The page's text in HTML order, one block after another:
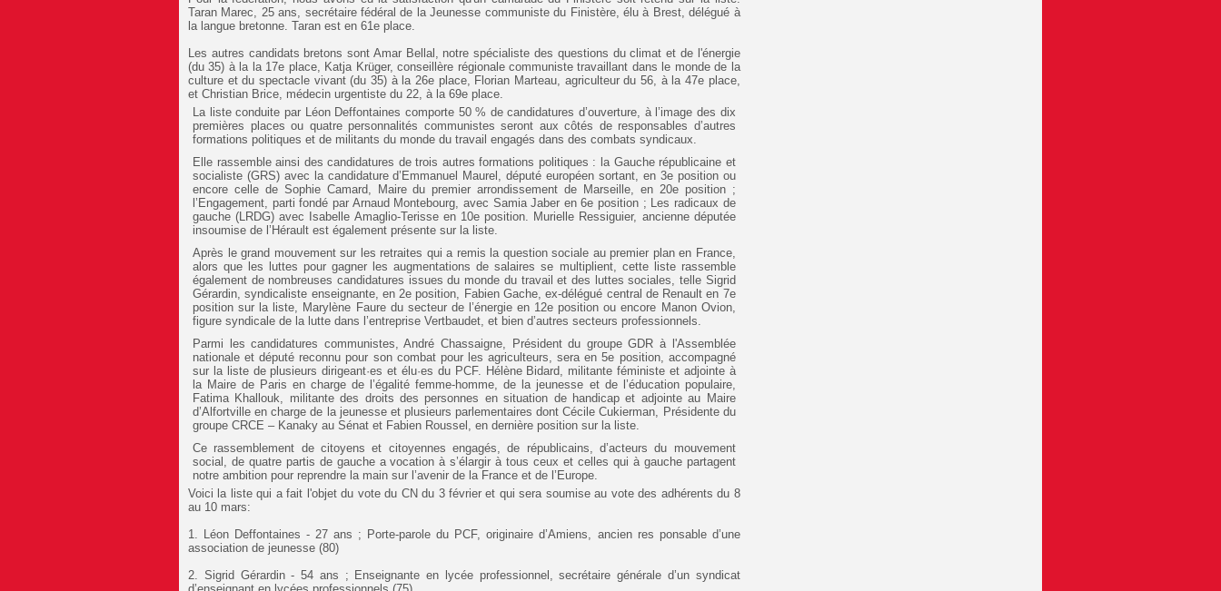
Taran Marec, 25 ans, secrétaire fédéral de la Jeunesse communiste du Finistère, élu à Brest, délégué à
la langue bretonne. Taran est en 61e place.
Les autres candidats bretons sont Amar Bellal, notre spécialiste des questions du climat et de l'énergie
(du 35) à la la 17e place, Katja Krüger, conseillère régionale communiste travaillant dans le monde de la
culture et du spectacle vivant (du 35) à la 26e place, Florian Marteau, agriculteur du 56, à la 47e place,
et Christian Brice, médecin urgentiste du 22, à la 69e place.
La liste conduite par Léon Deffontaines comporte 50 % de candidatures d’ouverture, à l’image des dix
premières places ou quatre personnalités communistes seront aux côtés de responsables d’autres
formations politiques et de militants du monde du travail engagés dans des combats syndicaux.
Elle rassemble ainsi des candidatures de trois autres formations politiques : la Gauche républicaine et
socialiste (GRS) avec la candidature d’Emmanuel Maurel, député européen sortant, en 3e position ou
encore celle de Sophie Camard, Maire du premier arrondissement de Marseille, en 20e position ;
l’Engagement, parti fondé par Arnaud Montebourg, avec Samia Jaber en 6e position ; Les radicaux de
gauche (LRDG) avec Isabelle Amaglio-Terisse en 10e position. Murielle Ressiguier, ancienne députée
insoumise de l’Hérault est également présente sur la liste.
Après le grand mouvement sur les retraites qui a remis la question sociale au premier plan en France,
alors que les luttes pour gagner les augmentations de salaires se multiplient, cette liste rassemble
également de nombreuses candidatures issues du monde du travail et des luttes sociales, telle Sigrid
Gérardin, syndicaliste enseignante, en 2e position, Fabien Gache, ex-délégué central de Renault en 7e
position sur la liste, Marylène Faure du secteur de l’énergie en 12e position ou encore Manon Ovion,
figure syndicale de la lutte dans l’entreprise Vertbaudet, et bien d’autres secteurs professionnels.
Parmi les candidatures communistes, André Chassaigne, Président du groupe GDR à l'Assemblée
nationale et député reconnu pour son combat pour les agriculteurs, sera en 5e position, accompagné
sur la liste de plusieurs dirigeant·es et élu·es du PCF. Hélène Bidard, militante féministe et adjointe à
la Maire de Paris en charge de l’égalité femme-homme, de la jeunesse et de l’éducation populaire,
Fatima Khallouk, militante des droits des personnes en situation de handicap et adjointe au Maire
d’Alfortville en charge de la jeunesse et plusieurs parlementaires dont Cécile Cukierman, Présidente du
groupe CRCE – Kanaky au Sénat et Fabien Roussel, en dernière position sur la liste.
Ce rassemblement de citoyens et citoyennes engagés, de républicains, d’acteurs du mouvement
social, de quatre partis de gauche a vocation à s’élargir à tous ceux et celles qui à gauche partagent
notre ambition pour reprendre la main sur l’avenir de la France et de l’Europe.
Voici la liste qui a fait l'objet du vote du CN du 3 février et qui sera soumise au vote des adhérents du 8
au 10 mars:
1. Léon Deffontaines - 27 ans ; Porte-parole du PCF, originaire d’Amiens, ancien res ponsable d’une
association de jeunesse (80)
2. Sigrid Gérardin - 54 ans ; Enseignante en lycée professionnel, secrétaire générale d’un syndicat